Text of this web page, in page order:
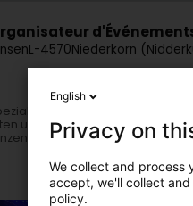
L-4570Niederkorn
für Eventorganisation in
und geschäftlichen
English
Privacy on
We collect and process
accept, we'll collect
policy.